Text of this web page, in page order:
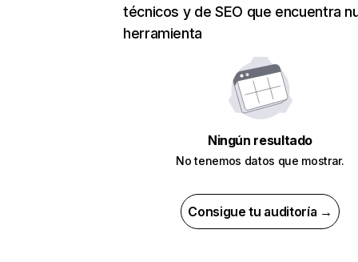
técnicos y de SEO que encuentra
herramienta
Ningún resultado
No tenemos datos que mostrar.
Consigue tu auditoría →